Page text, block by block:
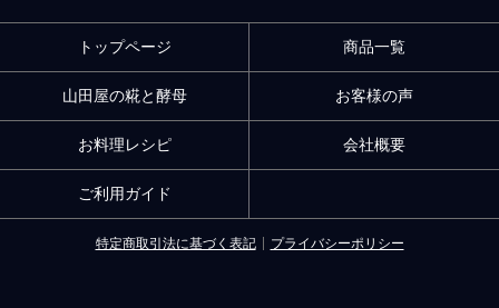
トップページ 商品一覧
山田屋の糀と酵母 お客様の声
お料理レシピ 会社概要
ご利用ガイド
特定商取引法に基づく表記 プライバシーポリシー